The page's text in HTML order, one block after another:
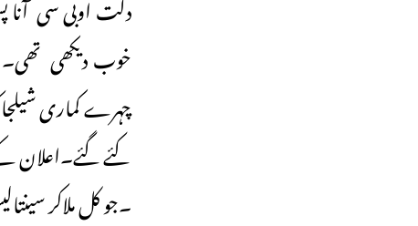
خوب دیکھی
کئے گئے۔اعلان
۔جو کل ملاکر سینتالیس